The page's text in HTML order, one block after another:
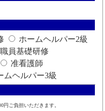
ホームヘルパー2級
員基礎研修
准看護師
ムヘルパー3級
円ご負担いただきます。